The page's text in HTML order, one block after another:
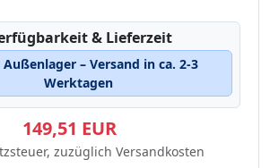
& Lieferzeit
– Versand in ca. 2-3
Werktagen
149,51 EUR
zuzüglich Versandkosten